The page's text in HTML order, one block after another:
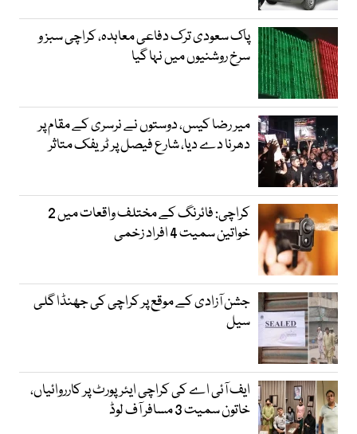
پاک سعودی ترک دفاعی معاہدہ، کراچی سبز و
سرخ روشنیوں میں نہا گیا
میر رضا کیس، دوستوں نے نرسری کے مقام پر
دھرنا دے دیا، شارع فیصل پر ٹریفک متاثر
کراچی: فائرنگ کے مختلف واقعات میں 2
خواتین سمیت 4 افراد زخمی
جشن آزادی کے موقع پر کراچی کی جھنڈا گلی
سیل
ایف آئی اے کی کراچی ایئرپورٹ پر کارروائیاں،
خاتون سمیت 3 مسافر آف لوڈ